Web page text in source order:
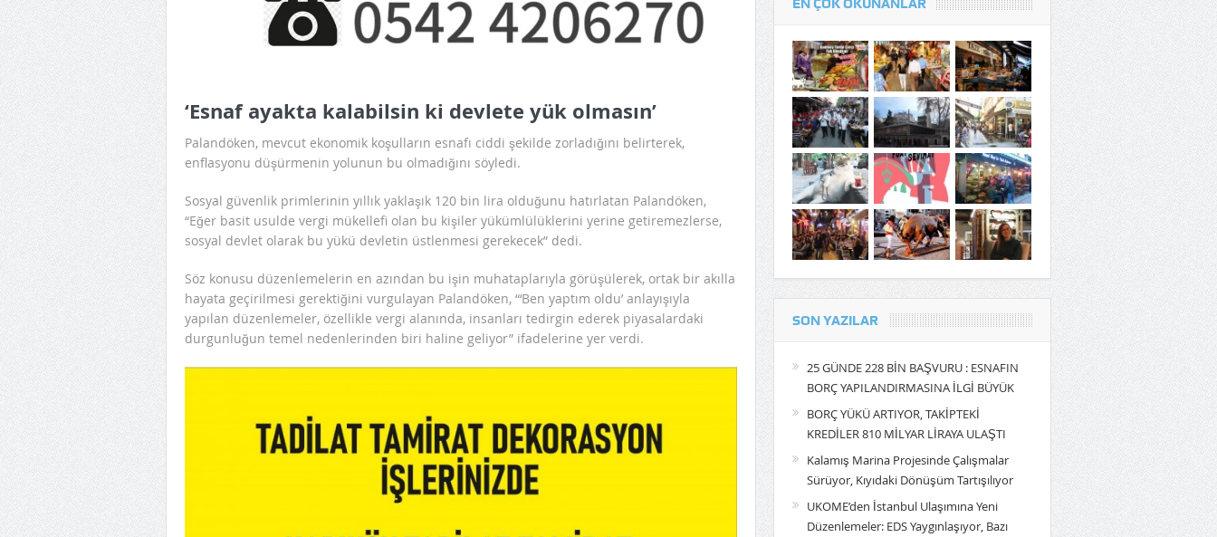
‘Esnaf ayakta kalabilsin ki devlete yük olmasın’
Palandöken, mevcut ekonomik koşulların esnafı ciddi şekilde zorladığını belirterek,
enflasyonu düşürmenin yolunun bu olmadığını söyledi.
Sosyal güvenlik primlerinin yıllık yaklaşık 120 bin lira olduğunu hatırlatan Palandöken,
“Eğer basit usulde vergi mükellefi olan bu kişiler yükümlülüklerini yerine getiremezlerse,
sosyal devlet olarak bu yükü devletin üstlenmesi gerekecek” dedi.
Söz konusu düzenlemelerin en azından bu işin muhataplarıyla görüşülerek, ortak bir akılla
hayata geçirilmesi gerektiğini vurgulayan Palandöken, “‘Ben yaptım oldu’ anlayışıyla
yapılan düzenlemeler, özellikle vergi alanında, insanları tedirgin ederek piyasalardaki
durgunluğun temel nedenlerinden biri haline geliyor” ifadelerine yer verdi.
EN ÇOK OKUNANLAR
SON YAZILAR
25 GÜNDE 228 BİN BAŞVURU : ESNAFIN
BORÇ YAPILANDIRMASINA İLGİ BÜYÜK
BORÇ YÜKÜ ARTIYOR, TAKİPTEKİ
KREDİLER 810 MİLYAR LİRAYA ULAŞTI
Kalamış Marina Projesinde Çalışmalar
Sürüyor, Kıyıdaki Dönüşüm Tartışılıyor
UKOME’den İstanbul Ulaşımına Yeni
Düzenlemeler: EDS Yaygınlaşıyor, Bazı